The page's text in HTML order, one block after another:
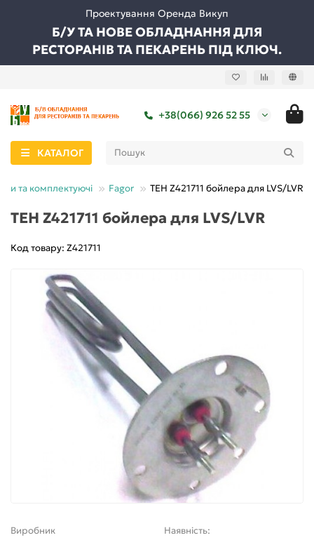
Проектування Оренда Викуп
Б/У ТА НОВЕ ОБЛАДНАННЯ ДЛЯ
РЕСТОРАНІВ ТА ПЕКАРЕНЬ ПІД КЛЮЧ.
+38(066) 926 52 55
КАТАЛОГ
та комплектуючі Fagor ТЕН Z421711 бойлера для LVS/LVR
ТЕН Z421711 бойлера для LVS/LVR
Код товару: Z421711
Виробник Наявність: